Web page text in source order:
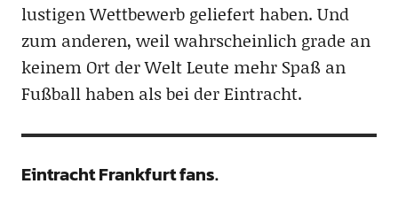
lustigen Wettbewerb geliefert haben. Und
zum anderen, weil wahrscheinlich grade an
keinem Ort der Welt Leute mehr Spaß an
Fußball haben als bei der Eintracht.
Eintracht Frankfurt fans.